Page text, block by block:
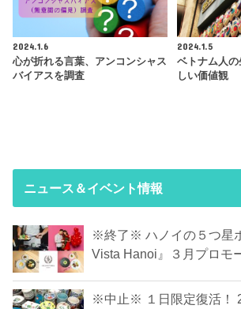
2024.1.6
心が折れる言葉、アンコンシャス
バイアスを調査
2024.1.5
ベトナム人
しい価値観
ニュース＆イベント情報
※終了※ ハノイの５つ星
Vista Hanoi』３月プロモ
※中止※ １日限定復活！